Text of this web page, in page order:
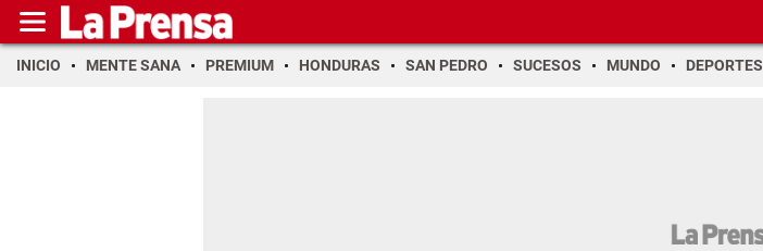
INICIO MENTE SANA PREMIUM HONDURAS SAN PEDRO SUCESOS MUNDO DEPORTES